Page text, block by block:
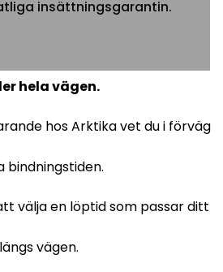
insättningsgarantin.
hela vägen.
hos Arktika vet du i förväg
bindningstiden.
välja en löptid som passar ditt
vägen.